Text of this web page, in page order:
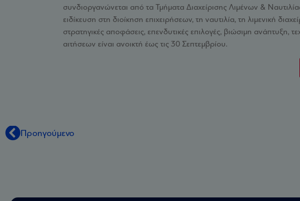
συνδιοργανώνεται από τα Τμήματα Διαχείρισης Λιμένων &
ειδίκευση στη διοίκηση επιχειρήσεων, τη ναυτιλία, τη λιμενική
στρατηγικές αποφάσεις, επενδυτικές επιλογές, βιώσιμη ανάπτυξη,
αιτήσεων είναι ανοικτή έως τις 30 Σεπτεμβρίου.
Προηγούμενο